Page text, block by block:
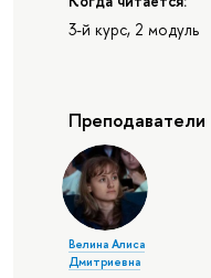
3-й курс, 2 модуль
Преподаватели
Велина Алиса
Дмитриевна